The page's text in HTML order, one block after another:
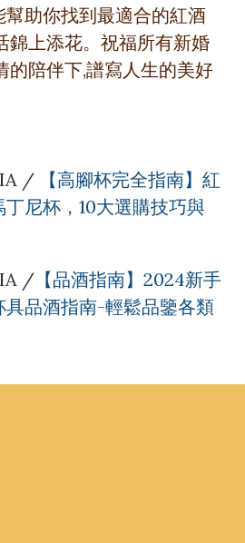
助你找到最適合的紅酒
錦上添花。祝福所有新婚
的陪伴下,譜寫人生的美好
/
【高腳杯完全指南】紅
尼杯，10大選購技巧與
/ 【品酒指南】2024新手
具品酒指南-輕鬆品鑒各類